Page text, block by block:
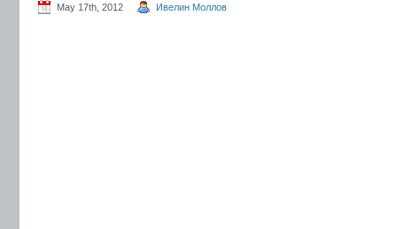
May 17th, 2012 Ивелин Моллов